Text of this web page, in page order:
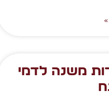
»
משנה לדמי